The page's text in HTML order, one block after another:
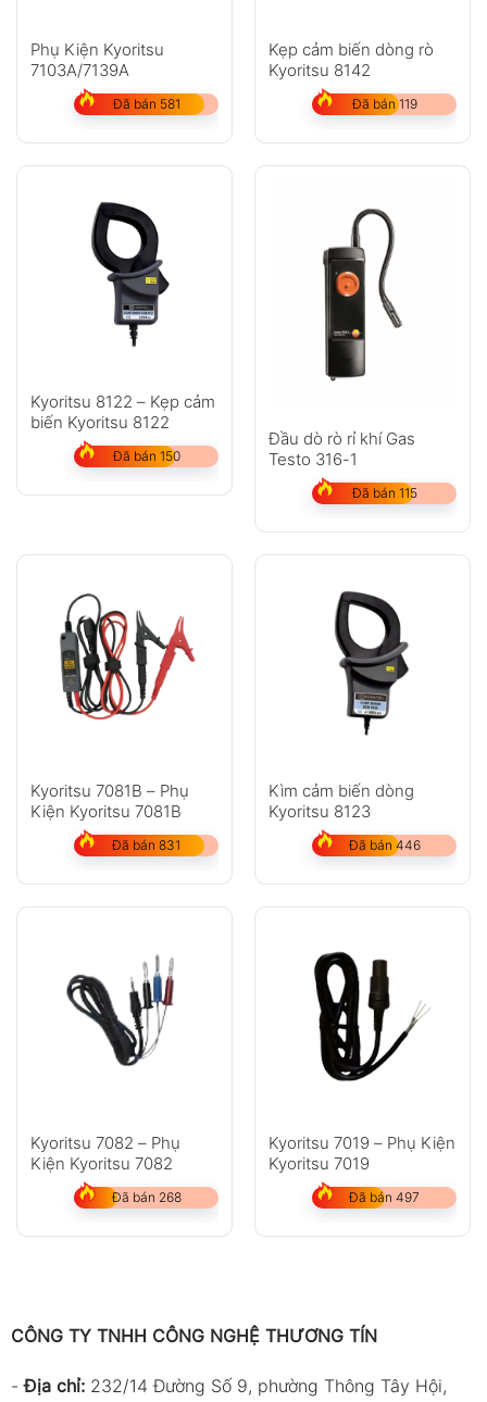
Phụ Kiện Kyoritsu
7103A/7139A
Đã bán 581
Kẹp cảm biến dòng rò
Kyoritsu 8142
Đã bán 119
Kyoritsu 8122 – Kẹp cảm
biến Kyoritsu 8122
Đã bán 150
Đầu dò rò rỉ khí Gas
Testo 316-1
Đã bán 115
Kyoritsu 7081B – Phụ
Kiện Kyoritsu 7081B
Đã bán 831
Kìm cảm biến dòng
Kyoritsu 8123
Đã bán 446
Kyoritsu 7082 – Phụ
Kiện Kyoritsu 7082
Đã bán 268
Kyoritsu 7019 – Phụ Kiện
Kyoritsu 7019
Đã bán 497
CÔNG TY TNHH CÔNG NGHỆ THƯƠNG TÍN
-Địa chỉ: 232/14 Đường Số 9, phường Thông Tây Hội,